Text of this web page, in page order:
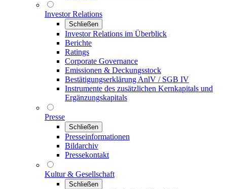
Investor Relations
Schließen
Investor Relations im Überblick
Berichte
Ratings
Corporate Governance
Emissionen & Deckungsstock
Bestätigungserklärung AnlV / SGB IV
Instrumente des zusätzlichen Kernkapitals und
Ergänzungskapitals
Presse
Schließen
Presseinformationen
Bildarchiv
Pressekontakt
Kultur & Gesellschaft
Schließen